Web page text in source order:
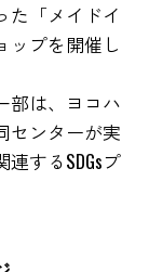
た「メイドイ
ップを開催し
部は、ヨコハ
センターが実
するSDGsプ